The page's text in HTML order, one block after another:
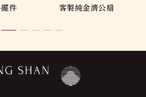
件 客製純金濟公扇